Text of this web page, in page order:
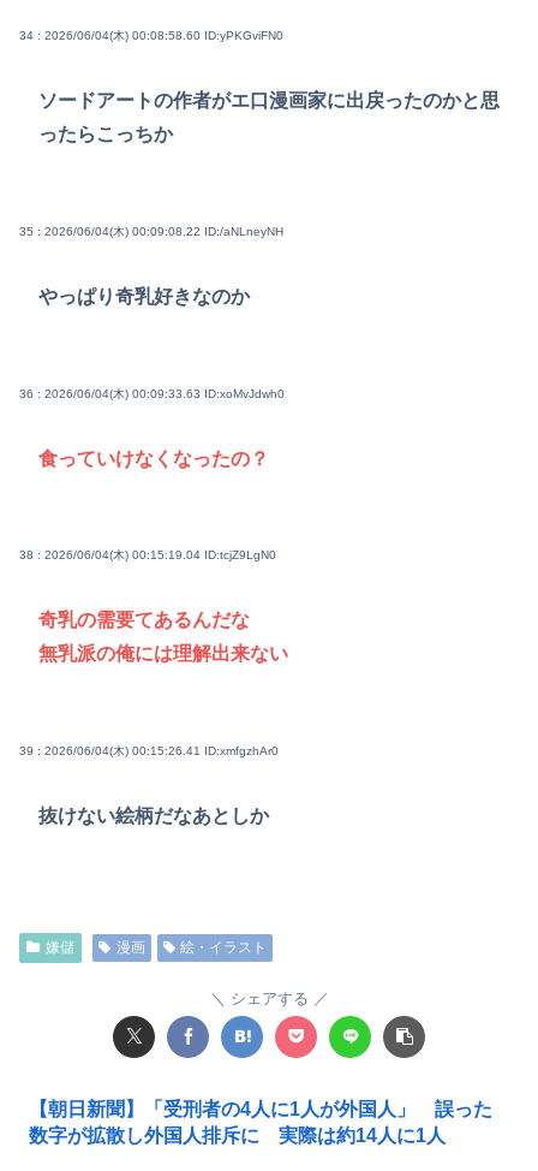
34 : 2026/06/04(木) 00:08:58.60 ID:yPKGviFN0
ソードアートの作者がエ口漫画家に出戻ったのかと思
ったらこっちか
35 : 2026/06/04(木) 00:09:08.22 ID:/aNLneyNH
やっぱり奇乳好きなのか
36 : 2026/06/04(木) 00:09:33.63 ID:xoMvJdwh0
食っていけなくなったの？
38 : 2026/06/04(木) 00:15:19.04 ID:tcjZ9LgN0
奇乳の需要てあるんだな
無乳派の俺には理解出来ない
39 : 2026/06/04(木) 00:15:26.41 ID:xmfgzhAr0
抜けない絵柄だなあとしか
嫌儲 漫画 絵・イラスト
シェアする
【朝日新聞】「受刑者の4人に1人が外国人」 誤った
数字が拡散し外国人排斥に 実際は約14人に1人